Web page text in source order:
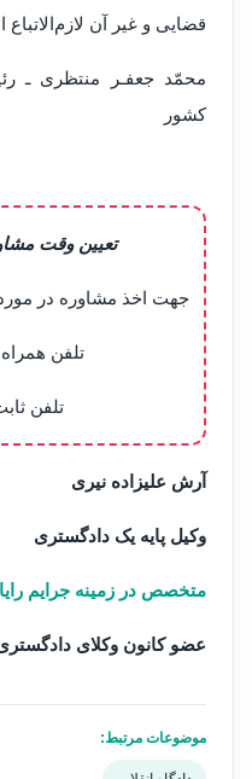
قضایی و غیر آن
محمّد جعفـر منتظری ـ
کشور
تعیین وقت
جهت اخذ مشاوره در
تلفن
تلفن
آرش علیزاده نیری
وکیل پایه یک دادگستری
متخصص در زمینه جرایم
عضو کانون وکلای
موضوعات مرتبط: